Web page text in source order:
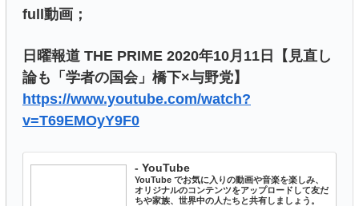
full動画；
日曜報道 THE PRIME 2020年10月11日【見直し
論も「学者の国会」橋下×与野党】
https://www.youtube.com/watch?
v=T69EMOyY9F0
- YouTube
YouTube でお気に入りの動画や音楽を楽しみ、
オリジナルのコンテンツをアップロードして友だ
ちや家族、世界中の人たちと共有しましょう。